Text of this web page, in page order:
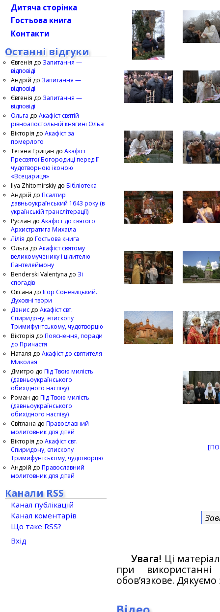
Увага! Ці
при
обов’язкове.
Дитяча сторінка
Гостьова книга
Контакти
Останні відгуки
Євгенія до Запитання —
відповіді
Андрій до Запитання —
відповіді
Євгенія до Запитання —
відповіді
Ольга до Акафіст святій
рівноапостольній княгині Ользі
Вікторія до Акафіст за
померлого
Тетяна Грицан до Акафіст
Пресвятої Богородиці перед Її
чудотворною іконою
«Всецариця»
Ilya Zhitomirskiy до Бібліотека
Андрій до Псалтир
давньоукраїнський 1643 року (в
українській транслітерації)
Руслан до Акафіст до святого
Архистратига Михаїла
Лілія до Гостьова книга
Ольга до Акафіст святому
великомученику і цілителю
Пантелеймону
Benderski Valentyna до Зі
спогадів
Оксана до Ігор Соневицький.
Духовні твори
Денис до Акафіст свт.
Спиридону, єпископу
Тримифунтському, чудотворцю
Вікторія до Пояснення, поради
до Причастя
Наталя до Акафіст до святителя
Миколая
Дмитро до Під Твою милість
(давньоукраїнського
обихідного наспіву)
Роман до Під Твою милість
(давньоукраїнського
обихідного наспіву)
Світлана до Православний
молитовник для дітей
Вікторія до Акафіст свт.
Спиридону, єпископу
Тримифунтському, чудотворцю
Андрій до Православний
молитовник для дітей
Канали RSS
Канал публікацій
Канал коментарів
Що таке RSS?
Вхід